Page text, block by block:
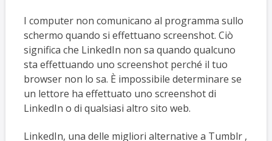
I computer non comunicano al programma sullo
schermo quando si effettuano screenshot. Ciò
significa che LinkedIn non sa quando qualcuno
sta effettuando uno screenshot perché il tuo
browser non lo sa. È impossibile determinare se
un lettore ha effettuato uno screenshot di
LinkedIn o di qualsiasi altro sito web.
LinkedIn, una delle migliori alternative a Tumblr ,